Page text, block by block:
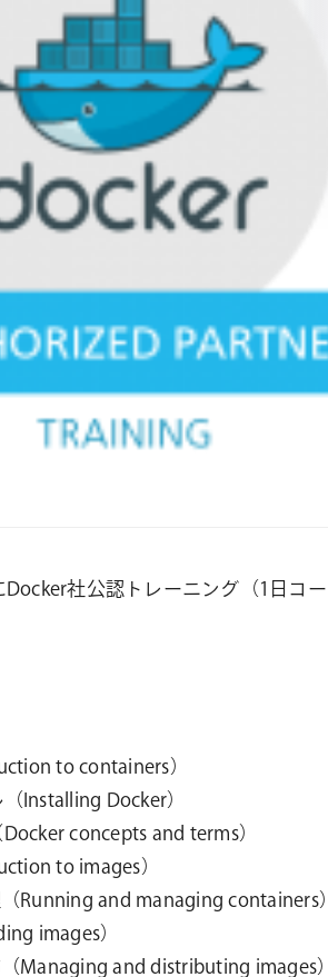
Docker社公認トレーニング（1日コ
to containers）
Installing Docker）
concepts and terms）
to images）
Running and managing containers）
images）
Managing and distributing images）